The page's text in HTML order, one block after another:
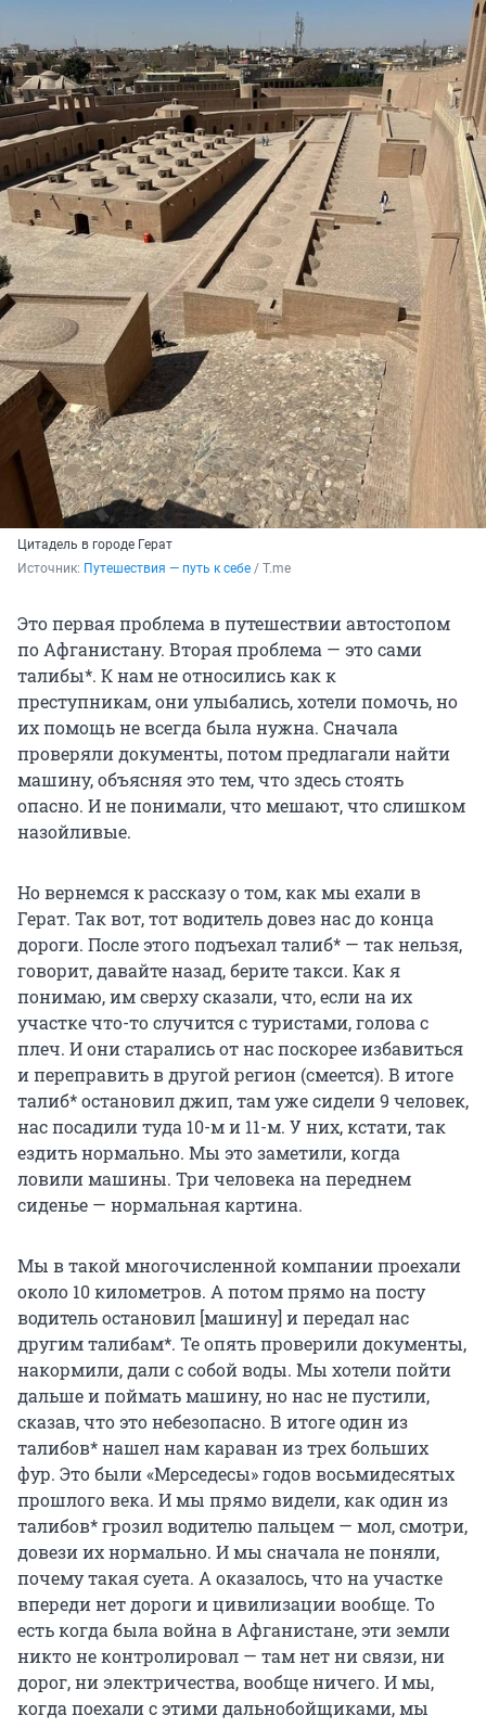
Цитадель в городе Герат
Источник: Путешествия — путь к себе / Т.me
Это первая проблема в путешествии автостопом
по Афганистану. Вторая проблема — это сами
талибы*. К нам не относились как к
преступникам, они улыбались, хотели помочь, но
их помощь не всегда была нужна. Сначала
проверяли документы, потом предлагали найти
машину, объясняя это тем, что здесь стоять
опасно. И не понимали, что мешают, что слишком
назойливые.
Но вернемся к рассказу о том, как мы ехали в
Герат. Так вот, тот водитель довез нас до конца
дороги. После этого подъехал талиб* — так нельзя,
говорит, давайте назад, берите такси. Как я
понимаю, им сверху сказали, что, если на их
участке что-то случится с туристами, голова с
плеч. И они старались от нас поскорее избавиться
и переправить в другой регион (смеется). В итоге
талиб* остановил джип, там уже сидели 9 человек,
нас посадили туда 10-м и 11-м. У них, кстати, так
ездить нормально. Мы это заметили, когда
ловили машины. Три человека на переднем
сиденье — нормальная картина.
Мы в такой многочисленной компании проехали
около 10 километров. А потом прямо на посту
водитель остановил [машину] и передал нас
другим талибам*. Те опять проверили документы,
накормили, дали с собой воды. Мы хотели пойти
дальше и поймать машину, но нас не пустили,
сказав, что это небезопасно. В итоге один из
талибов* нашел нам караван из трех больших
фур. Это были «Мерседесы» годов восьмидесятых
прошлого века. И мы прямо видели, как один из
талибов* грозил водителю пальцем — мол, смотри,
довези их нормально. И мы сначала не поняли,
почему такая суета. А оказалось, что на участке
впереди нет дороги и цивилизации вообще. То
есть когда была война в Афганистане, эти земли
никто не контролировал — там нет ни связи, ни
дорог, ни электричества, вообще ничего. И мы,
когда поехали с этими дальнобойщиками, мы